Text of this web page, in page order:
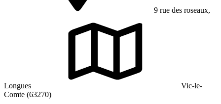
9 rue des roseaux,
Longues
Vic-le-
Comte (63270)